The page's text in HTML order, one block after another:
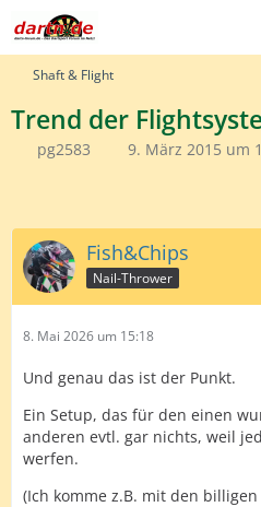
Shaft & Flight
Trend der
pg2583 9. März 2015 um
Fish&Chips
Nail-Thrower
8. Mai 2026 um 15:18
Und genau das ist der Punkt.
Ein Setup, das für den einen
anderen evtl. gar nichts, weil
werfen.
(Ich komme z.B. mit den